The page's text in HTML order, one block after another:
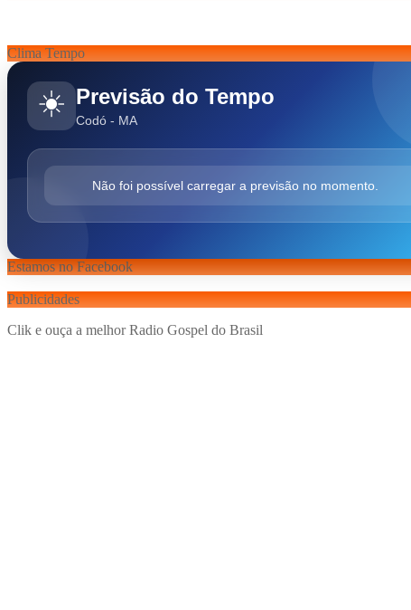
Clima Tempo
☀️ Previsão do Tempo
Codó - MA
Não foi possível carregar a previsão no momento.
Estamos no Facebook
Publicidades
Clik e ouça a melhor Radio Gospel do Brasil